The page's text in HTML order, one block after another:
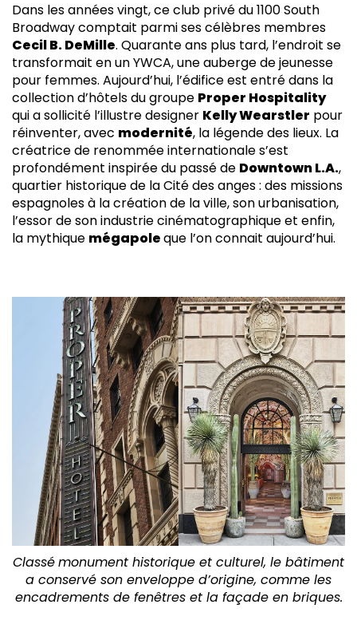
Dans les années vingt, ce club privé du 1100 South
Broadway comptait parmi ses célèbres membres
Cecil B. DeMille. Quarante ans plus tard, l’endroit se
transformait en un YWCA, une auberge de jeunesse
pour femmes. Aujourd’hui, l’édifice est entré dans la
collection d’hôtels du groupe Proper Hospitality
qui a sollicité l’illustre designer Kelly Wearstler pour
réinventer, avec modernité, la légende des lieux. La
créatrice de renommée internationale s’est
profondément inspirée du passé de Downtown L.A.,
quartier historique de la Cité des anges : des missions
espagnoles à la création de la ville, son urbanisation,
l’essor de son industrie cinématographique et enfin,
la mythique mégapoleque l’on connait aujourd’hui.
Classémonument historique et culturel, le bâtiment
a conservé son enveloppe d’origine, comme les
encadrements de fenêtres et la façade en briques.